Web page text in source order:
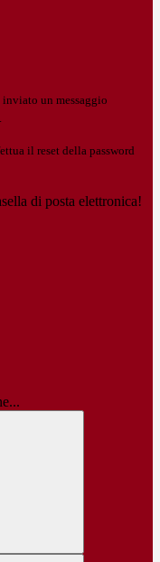
inviato un messaggio
il reset della password
di posta elettronica!